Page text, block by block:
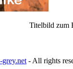
Titelbild zum
grey.net - All rights